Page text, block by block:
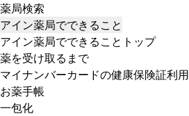
薬局検索
アイン薬局でできること
アイン薬局でできることトップ
薬を受け取るまで
マイナンバーカードの健康保険証利用
お薬手帳
一包化